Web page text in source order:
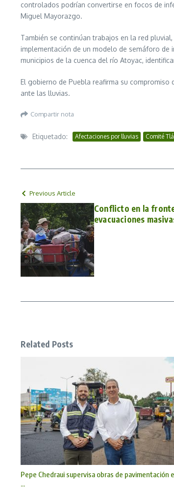
controlados podrían convertirse en focos de
Miguel Mayorazgo.
También se continúan trabajos en la red
implementación de un modelo de semáforo de
municipios de la cuenca del río Atoyac,
El gobierno de Puebla reafirma su
ante las lluvias.
Compartir nota
Etiquetado: Afectaciones por lluvias Comité
Previous Article
Conflicto en la
evacuaciones
Related Posts
Pepe Chedraui supervisa obras de pavimentación
...